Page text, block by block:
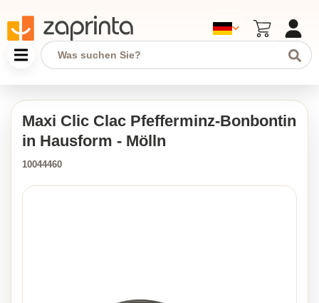
Maxi Clic Clac Pfefferminz-Bonbontin
in Hausform - Mölln
10044460